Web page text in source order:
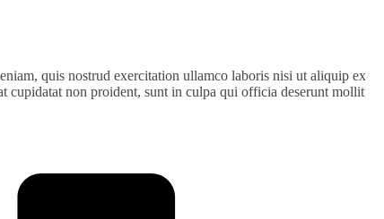
quis nostrud exercitation ullamco laboris nisi ut aliquip ex
cupidatat non proident, sunt in culpa qui officia deserunt mollit